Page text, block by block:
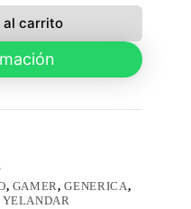
al carrito
, GAMER,GENERICA,
YELANDAR